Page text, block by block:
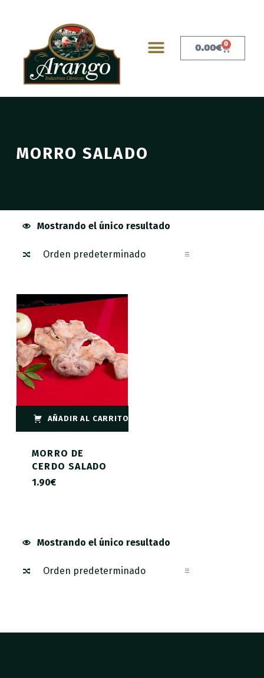
0.00€ 0
MORRO SALADO
Mostrando el único resultado
AÑADIR AL CARRITO
MORRO DE
CERDO SALADO
1.90€
Mostrando el único resultado